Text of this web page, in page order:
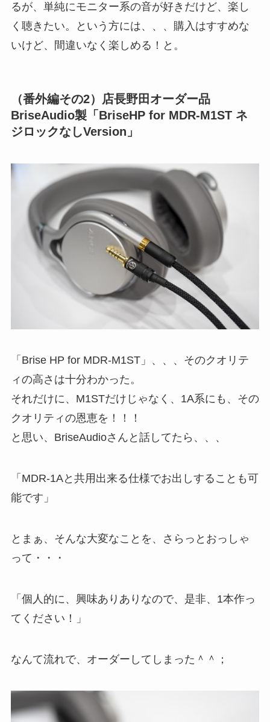
るが、単純にモニター系の音が好きだけど、楽し
く聴きたい。という方には、、、購入はすすめな
いけど、間違いなく楽しめる！と。
（番外編その2）店長野田オーダー品
BriseAudio製「BriseHP for MDR-M1ST ネ
ジロックなしVersion」
「Brise HP for MDR-M1ST」、、、そのクオリテ
ィの高さは十分わかった。
それだけに、M1STだけじゃなく、1A系にも、その
クオリティの恩恵を！！！
と思い、BriseAudioさんと話してたら、、、
「MDR-1Aと共用出来る仕様でお出しすることも可
能です」
とまぁ、そんな大変なことを、さらっとおっしゃ
って・・・
「個人的に、興味ありありなので、是非、1本作っ
てください！」
なんて流れで、オーダーしてしまった＾＾；